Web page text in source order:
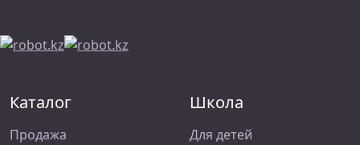
Каталог
Продажа
Школа
Для детей